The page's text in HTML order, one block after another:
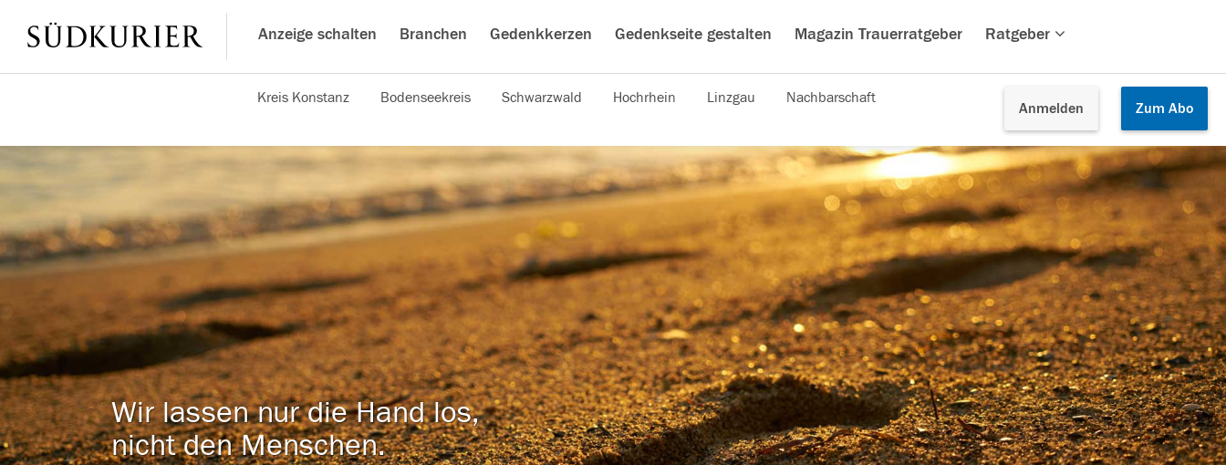
Anzeige schalten Branchen Gedenkkerzen Gedenkseite gestalten Magazin Trauerratgeber Ratgeber
Anmelden Zum Abo
Kreis Konstanz Bodenseekreis Schwarzwald Hochrhein Linzgau Nachbarschaft
Wir lassen nur die Hand los,
nicht den Menschen.